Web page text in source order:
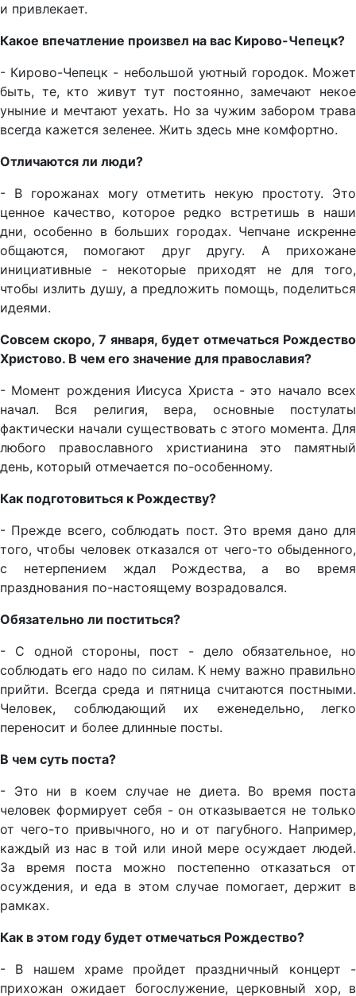
и привлекает.
Какое впечатление произвел на вас Кирово-Чепецк?
- Кирово-Чепецк - небольшой уютный городок. Может
быть, те, кто живут тут постоянно, замечают некое
уныние и мечтают уехать. Но за чужим забором трава
всегда кажется зеленее. Жить здесь мне комфортно.
Отличаются ли люди?
- В горожанах могу отметить некую простоту. Это
ценное качество, которое редко встретишь в наши
дни, особенно в больших городах. Чепчане искренне
общаются, помогают друг другу. А прихожане
инициативные - некоторые приходят не для того,
чтобы излить душу, а предложить помощь, поделиться
идеями.
Совсем скоро, 7 января, будет отмечаться Рождество
Христово. В чем его значение для православия?
- Момент рождения Иисуса Христа - это начало всех
начал. Вся религия, вера, основные постулаты
фактически начали существовать с этого момента. Для
любого православного христианина это памятный
день, который отмечается по-особенному.
Как подготовиться к Рождеству?
- Прежде всего, соблюдать пост. Это время дано для
того, чтобы человек отказался от чего-то обыденного,
с нетерпением ждал Рождества, а во время
празднования по-настоящему возрадовался.
Обязательно ли поститься?
- С одной стороны, пост - дело обязательное, но
соблюдать его надо по силам. К нему важно правильно
прийти. Всегда среда и пятница считаются постными.
Человек, соблюдающий их еженедельно, легко
переносит и более длинные посты.
В чем суть поста?
- Это ни в коем случае не диета. Во время поста
человек формирует себя - он отказывается не только
от чего-то привычного, но и от пагубного. Например,
каждый из нас в той или иной мере осуждает людей.
За время поста можно постепенно отказаться от
осуждения, и еда в этом случае помогает, держит в
рамках.
Как в этом году будет отмечаться Рождество?
- В нашем храме пройдет праздничный концерт -
прихожан ожидает богослужение, церковный хор, в